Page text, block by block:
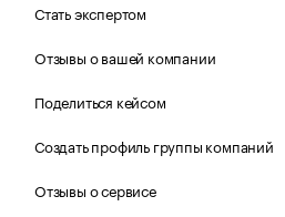
Стать экспертом
Отзывы о вашей компании
Поделиться кейсом
Создать профиль группы компаний
Отзывы о сервисе